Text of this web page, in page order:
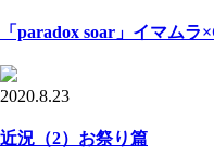
「paradox soar」イマムラ
2020.8.23
近況（2）お祭り篇